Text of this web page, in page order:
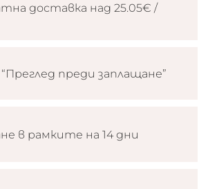
доставка над 25.05€ /
преди заплащане”
в рамките на 14 дни